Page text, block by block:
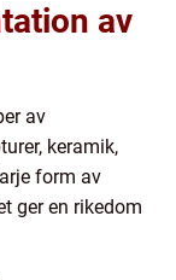
av
av
keramik,
form av
ger en rikedom